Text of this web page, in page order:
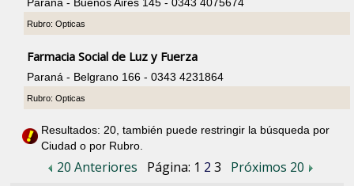
Rubro: Opticas
Farmacia Social de Luz y Fuerza
Paraná - Belgrano 166 - 0343 4231864
Rubro: Opticas
Resultados: 20, también puede restringir la búsqueda por
Ciudad o por Rubro.
20 Anteriores Página: 1 2 3 Próximos 20